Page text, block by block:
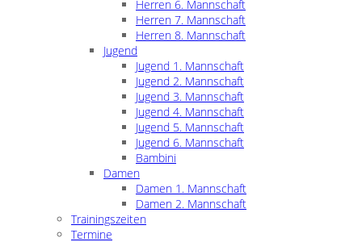
Herren 6. Mannschaft
Herren 7. Mannschaft
Herren 8. Mannschaft
Jugend
Jugend 1. Mannschaft
Jugend 2. Mannschaft
Jugend 3. Mannschaft
Jugend 4. Mannschaft
Jugend 5. Mannschaft
Jugend 6. Mannschaft
Bambini
Damen
Damen 1. Mannschaft
Damen 2. Mannschaft
Trainingszeiten
Termine